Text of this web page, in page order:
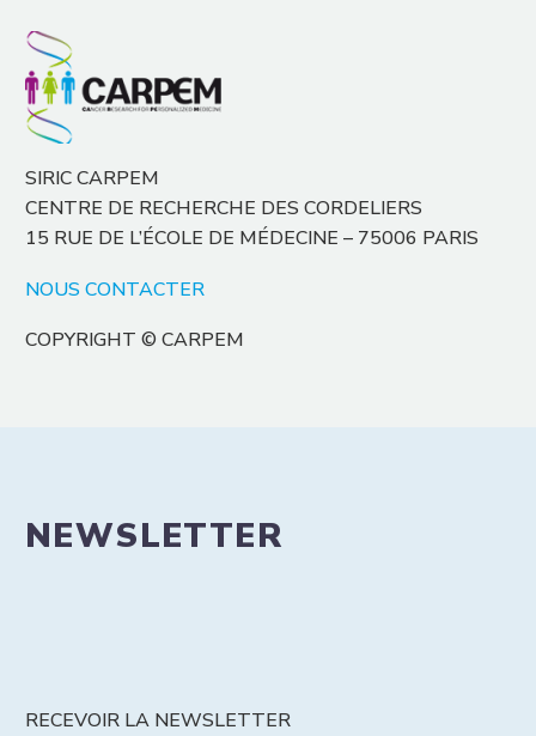
SIRIC CARPEM
CENTRE DE RECHERCHE DES CORDELIERS
15 RUE DE L’ÉCOLE DE MÉDECINE – 75006 PARIS
NOUS CONTACTER
COPYRIGHT © CARPEM
NEWSLETTER
RECEVOIR LA NEWSLETTER